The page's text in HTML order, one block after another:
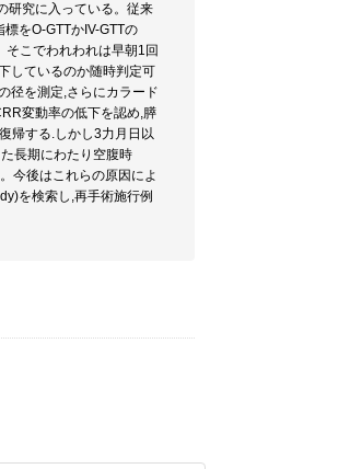
研究に入っている。従来
をO-GTTかIV-GTTの
こでわれわれは早朝1回
しているのか随時判定可
径を測定,さらにカラード
変動率の低下を認め,膵
帰する.しかし3力月日以
長期にわたり空腹時
今後はこれらの原因によ
を検索し,再手術施行例